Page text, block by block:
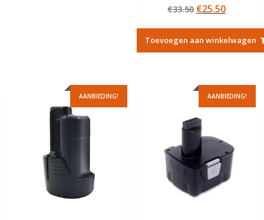
€33.50
was:
€33.50.
€25.50Huidige
is:
€25.50.
Toevoegen aan winkelwagen
AANBIEDING! AANBIEDING!